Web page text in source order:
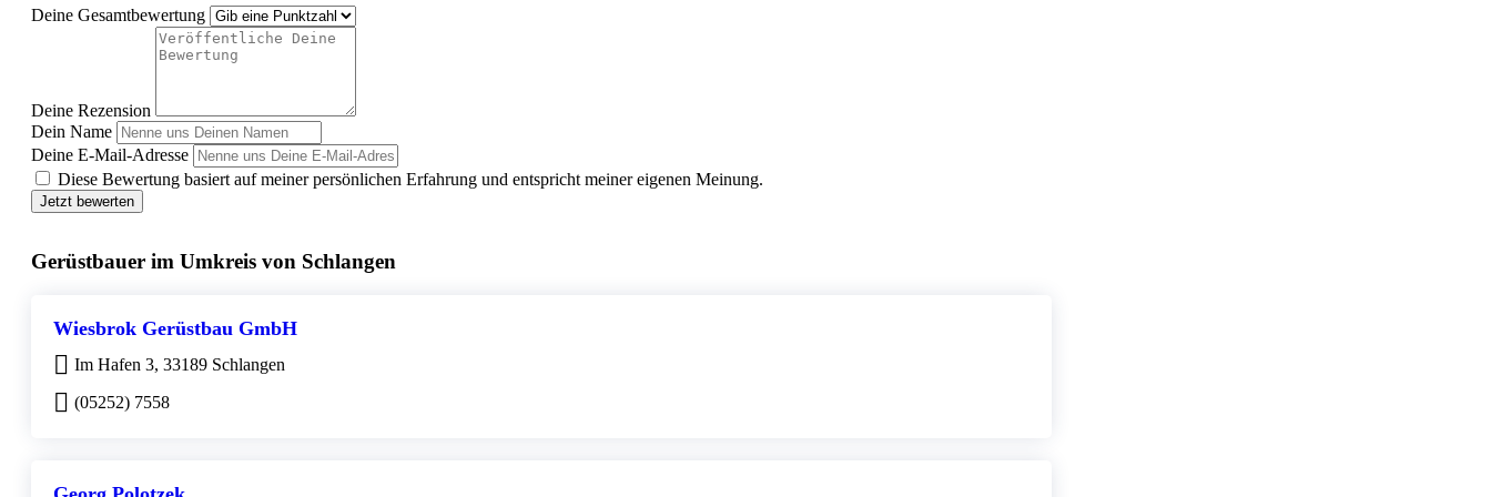
Deine Gesamtbewertung
Deine Rezension
Dein Name
Deine E-Mail-Adresse
Diese Bewertung basiert auf meiner persönlichen Erfahrung und entspricht meiner eigenen Meinung.
Jetzt bewerten
Gerüstbauer im Umkreis von Schlangen
Wiesbrok Gerüstbau GmbH
Im Hafen 3, 33189 Schlangen
(05252) 7558